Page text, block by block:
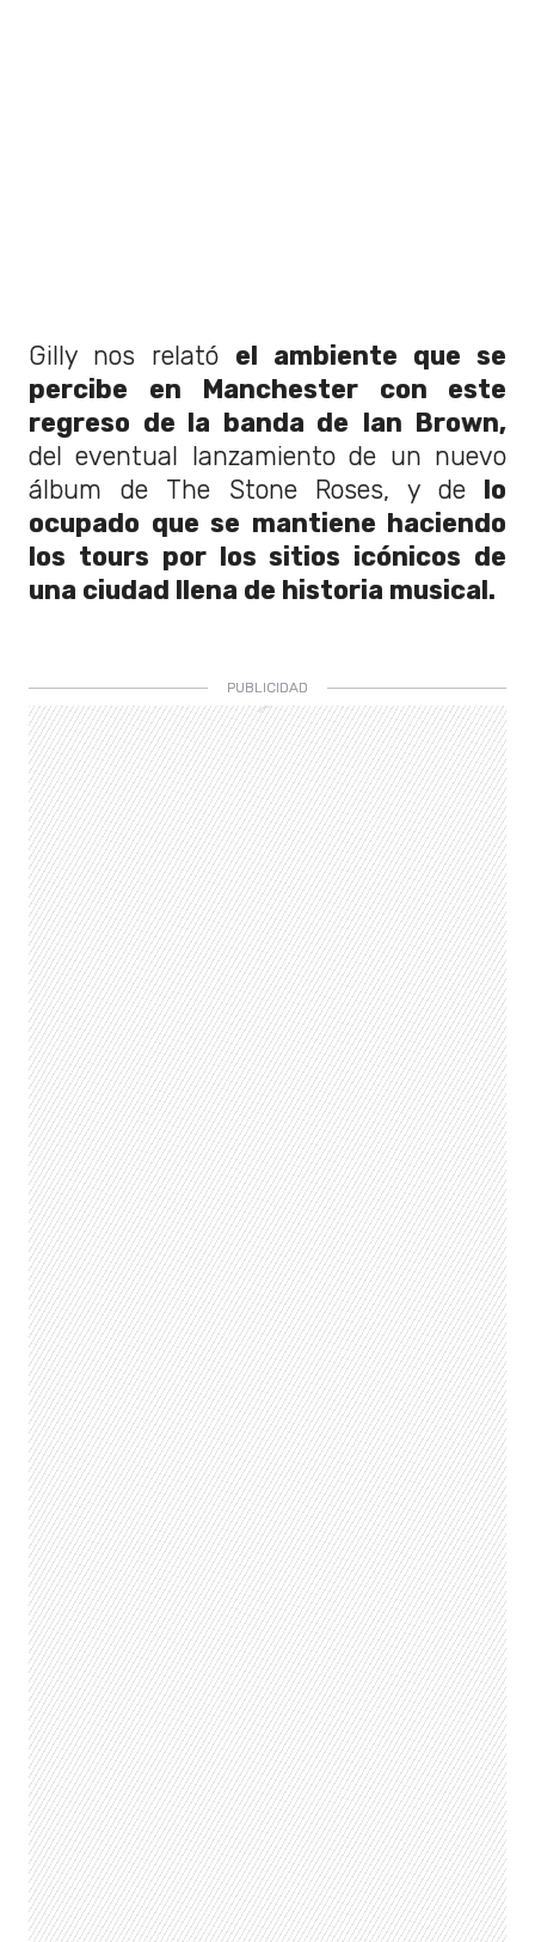
Gilly nos relató el ambiente que se
percibe en Manchester con este
regreso de la banda de Ian Brown,
del eventual lanzamiento de un nuevo
álbum de The Stone Roses, y de lo
ocupado que se mantiene haciendo
los tours por los sitios icónicos de
una ciudad llena de historia musical.